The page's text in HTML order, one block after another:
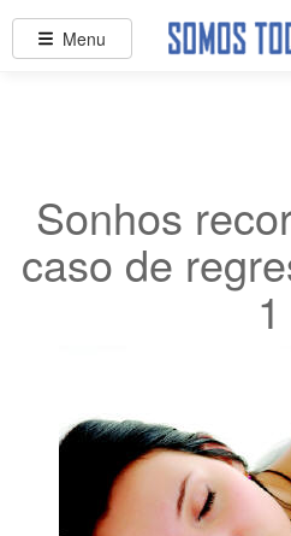
Sonhos
caso de
1
Menu